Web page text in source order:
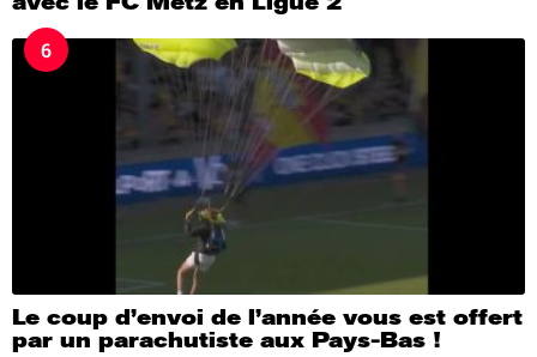
6
Le coup d’envoi de l’année vous est offert
par un parachutiste aux Pays-Bas !